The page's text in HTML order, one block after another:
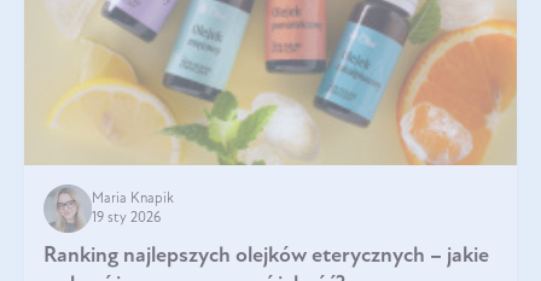
Maria Knapik
19 sty 2026
Ranking najlepszych olejków eterycznych – jakie